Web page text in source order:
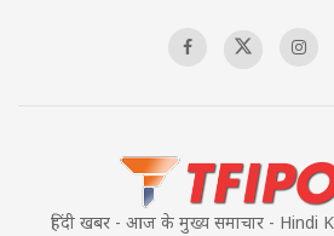
हिंदी खबर - आज के मुख्य समाचार - Hindi